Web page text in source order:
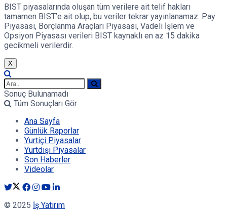
BIST piyasalarında oluşan tüm verilere ait telif hakları
tamamen BIST’e ait olup, bu veriler tekrar yayınlanamaz. Pay
Piyasası, Borçlanma Araçları Piyasası, Vadeli İşlem ve
Opsiyon Piyasası verileri BIST kaynaklı en az 15 dakika
gecikmeli verilerdir.
X
Sonuç Bulunamadı
Tüm Sonuçları Gör
Ana Sayfa
Günlük Raporlar
Yurtiçi Piyasalar
Yurtdışı Piyasalar
Son Haberler
Videolar
© 2025 İş Yatırım